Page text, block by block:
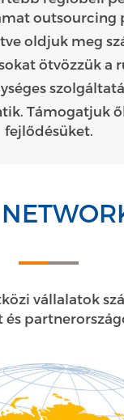
outsourcing
oldjuk meg
ötvözzük
Támogatjuk
fejlődésüket.
vállalatok